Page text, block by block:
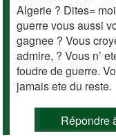
Algerie ? Dites=
guerre vous aussi
gagnee ? Vous
admire, ? Vous n’
foudre de guerre.
jamais ete du reste.
Répondre